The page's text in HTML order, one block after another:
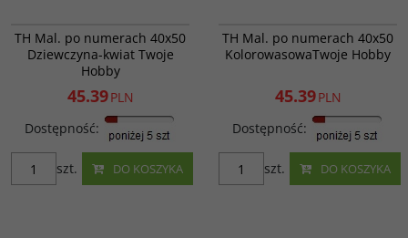
WYPRZEDAŻ
TRUDNOŚCI - 3; ILOŚC KOLORÓW -
606707759571
Ilość kartonowa: 20 szt.
TH Mal. po numerach 40x50
Dziewczyna-kwiat Twoje
Hobby
45.39PLN
Dostępność:
DO KOSZYKA
szt.
WYPRZEDAŻ
TH Mal. po numerach 40x50
KolorowasowaTwoje Hobby
45.39PLN
Dostępność:
DO KOSZYKA
szt.